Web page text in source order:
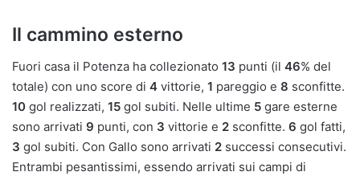
Il cammino esterno
Fuori casa il Potenza ha collezionato 13 punti (il 46% del
totale) con uno score di 4 vittorie, 1 pareggio e 8 sconfitte.
10 gol realizzati, 15 gol subiti. Nelle ultime 5 gare esterne
sono arrivati 9 punti, con 3 vittorie e 2 sconfitte. 6 gol fatti,
3 gol subiti. Con Gallo sono arrivati 2 successi consecutivi.
Entrambi pesantissimi, essendo arrivati sui campi di